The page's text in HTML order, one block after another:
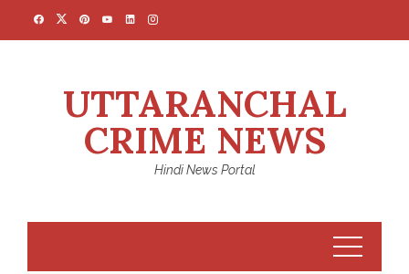
UTTARANCHAL
CRIME NEWS
Hindi News Portal